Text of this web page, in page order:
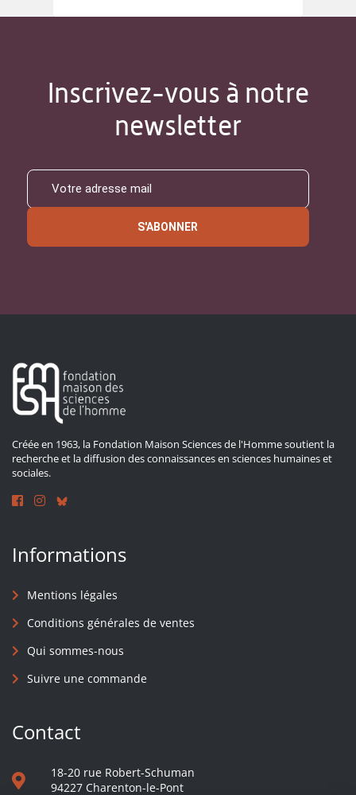
Inscrivez-vous à notre
newsletter
S'ABONNER
Créée en 1963, la Fondation Maison Sciences de l'Homme soutient la
recherche et la diffusion des connaissances en sciences humaines et
sociales.
Informations
Mentions légales
Conditions générales de ventes
Qui sommes-nous
Suivre une commande
Contact
18-20 rue Robert-Schuman
94227 Charenton-le-Pont